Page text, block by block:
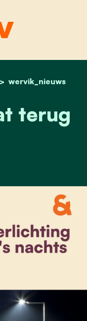
wervik_nieuws
verlichting in
terug